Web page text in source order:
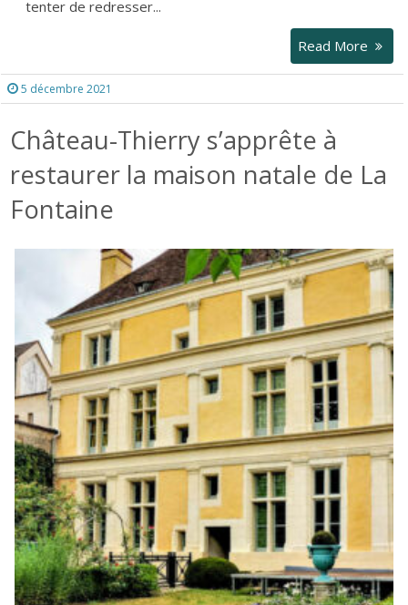
tenter de redresser...
Read More
5 décembre 2021
Château-Thierry s’apprête à
restaurer la maison natale de La
Fontaine